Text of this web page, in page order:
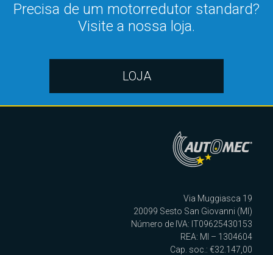
Precisa de um motorredutor standard?
Visite a nossa loja.
LOJA
Via Muggiasca 19
20099 Sesto San Giovanni (MI)
Número de IVA: IT09625430153
REA: MI – 1304604
Cap. soc.: €32.147,00